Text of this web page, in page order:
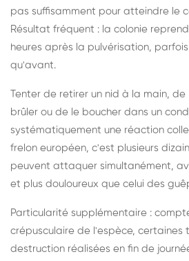
pas suffisamment pour atteindre le
Résultat fréquent : la colonie
heures après la pulvérisation,
qu'avant.
Tenter de retirer un nid à la main,
brûler ou de le boucher dans un
systématiquement une réaction
frelon européen, c'est plusieurs
peuvent attaquer simultanément,
et plus douloureux que celui des
Particularité supplémentaire :
crépusculaire de l'espèce, certaines
destruction réalisées en fin de